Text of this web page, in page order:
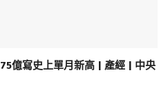
億寫史上單月新高 | 產經 | 中央